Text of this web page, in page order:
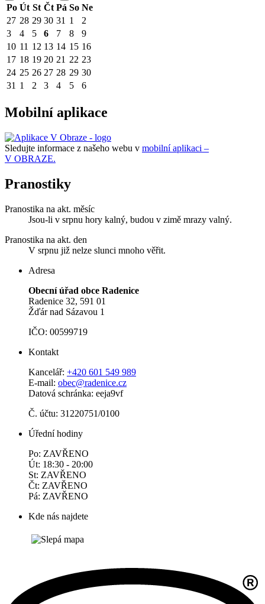
Po Út St Čt Pá So Ne
27 28 29 30 31 1
2
3
4 5 6 7 8
9
10 11 12 13 14 15 16
17 18 19 20 21 22 23
24 25 26 27 28 29 30
31 1 2 3 4 5 6
Mobilní aplikace
Sledujte informace z našeho webu v mobilní aplikaci –
V OBRAZE.
Pranostiky
Pranostika na akt. měsíc
Jsou-li v srpnu hory kalný, budou v zimě mrazy valný.
Pranostika na akt. den
V srpnu již nelze slunci mnoho věřit.
Adresa
Obecní úřad obce Radenice
Radenice 32, 591 01
Žďár nad Sázavou 1
IČO: 00599719
Kontakt
Kancelář: +420 601 549 989
E-mail: obec@radenice.cz
Datová schránka: eeja9vf
Č. účtu: 31220751/0100
Úřední hodiny
Po: ZAVŘENO
Út: 18:30 - 20:00
St: ZAVŘENO
Čt: ZAVŘENO
Pá: ZAVŘENO
Kde nás najdete